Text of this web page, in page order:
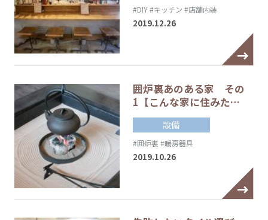
#DIY#キッチン #店舗内装
2019.12.26
囲炉裏あのある家 その
1【こんな家に住みた…
設備
#囲炉裏 #暖房器具
2019.10.26